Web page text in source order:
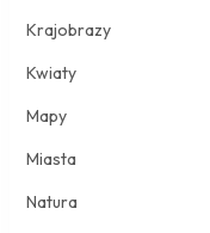
Krajobrazy
Kwiaty
Mapy
Miasta
Natura